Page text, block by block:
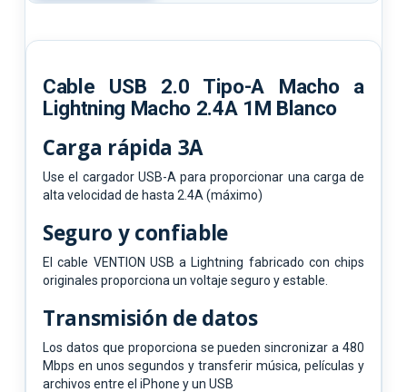
Cable USB 2.0 Tipo-A Macho a
Lightning Macho 2.4A 1M Blanco
Carga rápida 3A
Use el cargador USB-A para proporcionar una carga de
alta velocidad de hasta 2.4A (máximo)
Seguro y confiable
El cable VENTION USB a Lightning fabricado con chips
originales proporciona un voltaje seguro y estable.
Transmisión de datos
Los datos que proporciona se pueden sincronizar a 480
Mbps en unos segundos y transferir música, películas y
archivos entre el iPhone y un USB